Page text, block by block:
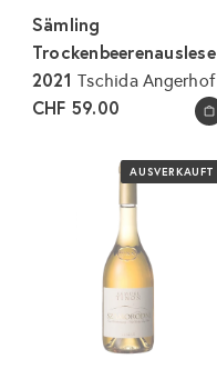
In den Warenkorb legen
Sämling
Trockenbeerenauslese
2021Tschida Angerhof
CHF 59.00
AUSVERKAUFT